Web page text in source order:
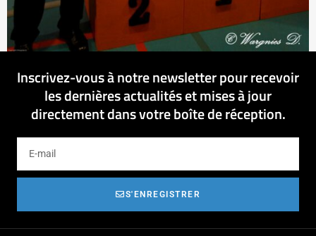
Inscrivez-vous à notre newsletter pour recevoir
les dernières actualités et mises à jour
directement dans votre boîte de réception.
S'ENREGISTRER